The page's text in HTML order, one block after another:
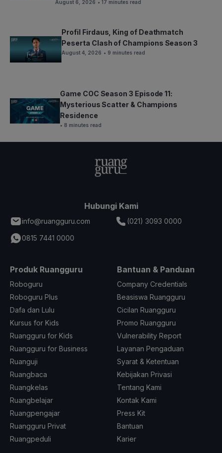
August 6, 2026 • 17 minutes read
Profil Firdaus, King of Deathmatch
Peserta Clash of Champions Season 3
August 4, 2026 • 9 minutes read
Game COC Season 3 Episode 11:
Mysterious Scatter & Champions
Residence
• 8 minutes read
Hubungi Kami
info@ruangguru.com
(021) 3093 0000
0815 7441 0000
Produk Ruangguru
Roboguru
Roboguru Plus
Dafa dan Lulu
Kursus for Kids
Ruangguru for Kids
Ruangguru for Business
Ruanguji
Ruangbaca
Ruangkelas
Ruangbelajar
Ruangpengajar
Ruangguru Privat
Ruangpeduli
Bantuan & Panduan
Company Credentials
Beasiswa Ruangguru
Cicilan Ruangguru
Promo Ruangguru
Vulnerability Report
Layanan Pengaduan
Syarat & Ketentuan
Kebijakan Privasi
Tentang Kami
Kontak Kami
Press Kit
Bantuan
Karier